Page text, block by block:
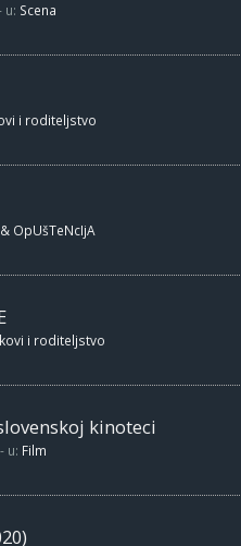
u: Scena
i roditeljstvo
OpUšTeNcIjA
i roditeljstvo
kinoteci
- u: Film